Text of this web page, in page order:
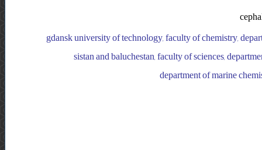
gdansk university of technology, faculty of chemistry,
sistan and baluchestan, faculty of sciences,
department of marine